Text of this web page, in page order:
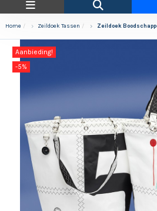
Home Zeildoek Tassen Zeildoek
Aanbieding!
-5%